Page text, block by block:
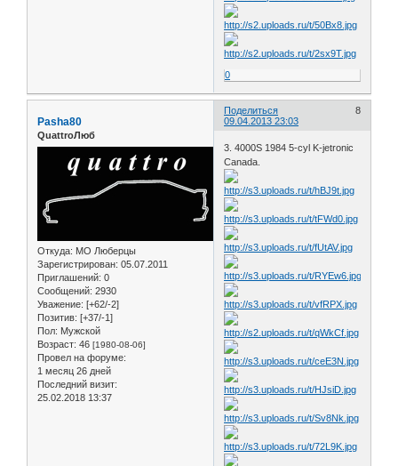
0
Поделиться
8
09.04.2013 23:03
Pasha80
QuattroЛюб
Откуда: МО Люберцы
Зарегистрирован: 05.07.2011
Приглашений: 0
Сообщений: 2930
Уважение: [+62/-2]
Позитив: [+37/-1]
Пол: Мужской
Возраст: 46 [1980-08-06]
Провел на форуме:
1 месяц 26 дней
Последний визит:
25.02.2018 13:37
3. 4000S 1984 5-cyl K-jetronic
Canada.